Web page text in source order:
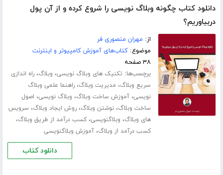
دانلود کتاب چگونه وبلاگ نویسی را شروع کرده و از آن پول
دربیاوریم؟
از: مهران منصوری فر
موضوع:کتاب‌های آموزش کامپیوتر و اینترنت
۳۸ صفحه
برچسب‌ها: تکنیک های وبلاگ نویسی، وبلاگ،راه اندازی
سریع وبلاگ، مدیریت وبلاگ،راهنما علمی وبلاگ
نویسی،آموزش ساخت وبلاگ، وبلاگ نویسی، اصول
ساخت وبلاگ،نوشتن وبلاگ،روش ایجاد وبلاگ، سرویس
های وبلاگ، وبلاگنویسی،کسب درآمد از طریق وبلاگ،
کسب درآمد از وبلاگ،آموزش وبلاگنویسی
دانلود کتاب